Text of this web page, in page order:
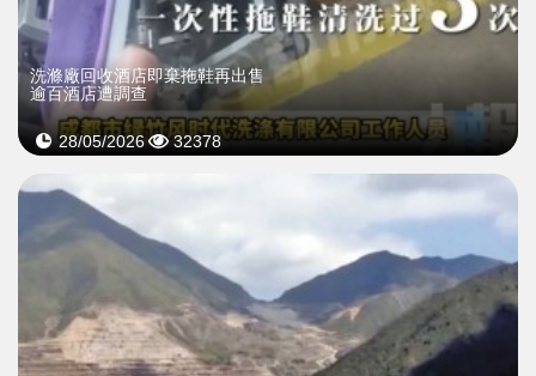
洗滌廠回收酒店即棄拖鞋再出售
逾百酒店遭調查
28/05/2026 32378